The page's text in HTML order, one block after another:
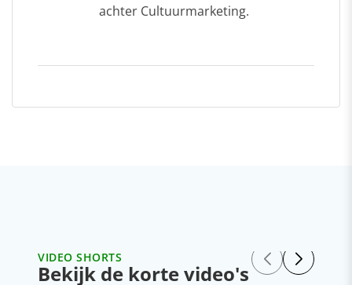
achter Cultuurmarketing.
VIDEO SHORTS
Bekijk de korte video's